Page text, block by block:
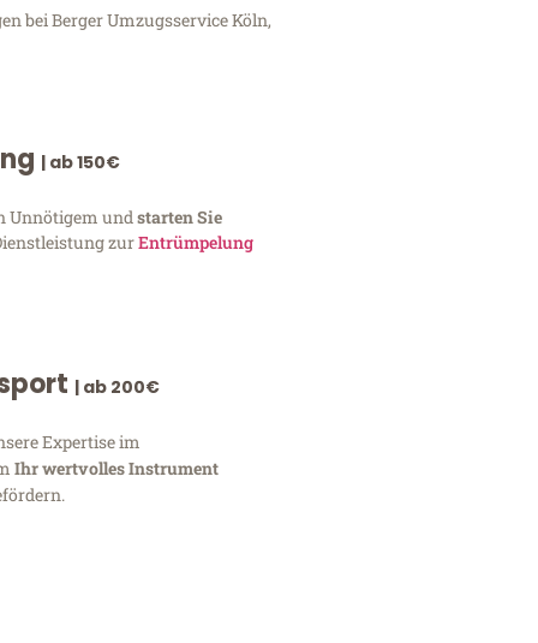
bei Berger Umzugsservice Köln,
| ab 150€
Unnötigem und starten Sie
zurEntrümpelung
| ab 200€
Expertise im
Ihr wertvolles Instrument